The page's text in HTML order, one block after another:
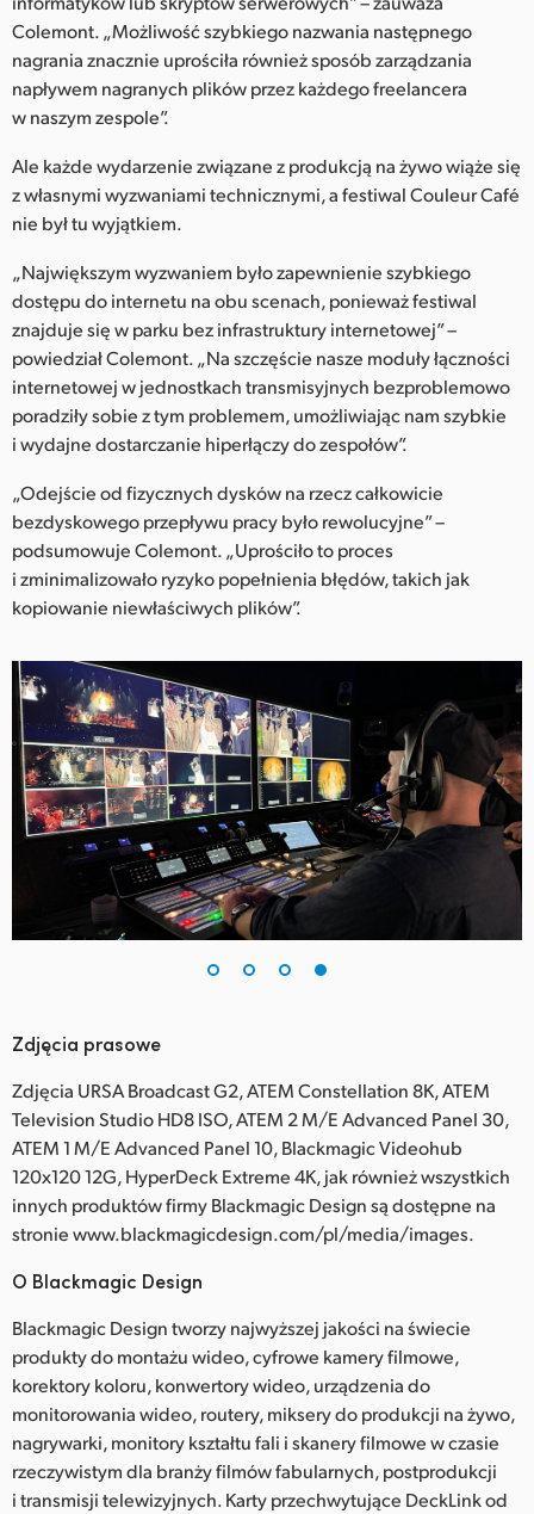
Colemont. „Możliwość szybkiego nazwania następnego
nagrania znacznie uprościła również sposób zarządzania
napływem nagranych plików przez każdego freelancera
w naszym zespole”.
Ale każde wydarzenie związane z produkcją na żywo wiąże się
z własnymi wyzwaniami technicznymi, a festiwal Couleur Café
nie był tu wyjątkiem.
„Największym wyzwaniem było zapewnienie szybkiego
dostępu do internetu na obu scenach, ponieważ festiwal
znajduje się w parku bez infrastruktury internetowej” –
powiedział Colemont. „Na szczęście nasze moduły łączności
internetowej w jednostkach transmisyjnych bezproblemowo
poradziły sobie z tym problemem, umożliwiając nam szybkie
i wydajne dostarczanie hiperłączy do zespołów”.
„Odejście od fizycznych dysków na rzecz całkowicie
bezdyskowego przepływu pracy było rewolucyjne” –
podsumowuje Colemont. „Uprościło to proces
i zminimalizowało ryzyko popełnienia błędów, takich jak
kopiowanie niewłaściwych plików”.
Zdjęcia prasowe
Zdjęcia URSA Broadcast G2, ATEM Constellation 8K, ATEM
Television Studio HD8 ISO, ATEM 2 M/E Advanced Panel 30,
ATEM 1 M/E Advanced Panel 10, Blackmagic Videohub
120x120 12G, HyperDeck Extreme 4K, jak również wszystkich
innych produktów firmy Blackmagic Design są dostępne na
stronie www.blackmagicdesign.com/pl/media/images.
O Blackmagic Design
Blackmagic Design tworzy najwyższej jakości na świecie
produkty do montażu wideo, cyfrowe kamery filmowe,
korektory koloru, konwertory wideo, urządzenia do
monitorowania wideo, routery, miksery do produkcji na żywo,
nagrywarki, monitory kształtu fali i skanery filmowe w czasie
rzeczywistym dla branży filmów fabularnych, postprodukcji
i transmisji telewizyjnych. Karty przechwytujące DeckLink od